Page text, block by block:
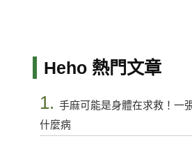
Heho 熱門文章
1. 手麻可能是身體在求救！一
什麼病